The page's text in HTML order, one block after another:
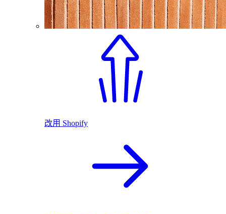
改用 Shopify